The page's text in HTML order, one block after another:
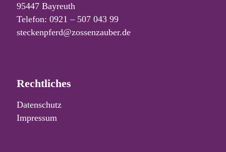
95447 Bayreuth
Telefon: 0921 – 507 043 99
steckenpferd@zossenzauber.de
Rechtliches
Datenschutz
Impressum